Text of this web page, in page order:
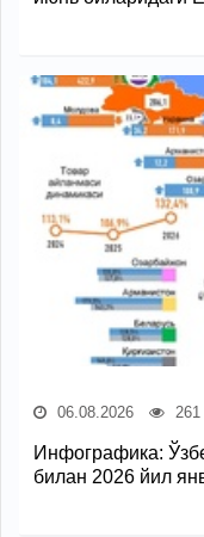
06.08.2026 261
Инфографика:
билан 2026 йил